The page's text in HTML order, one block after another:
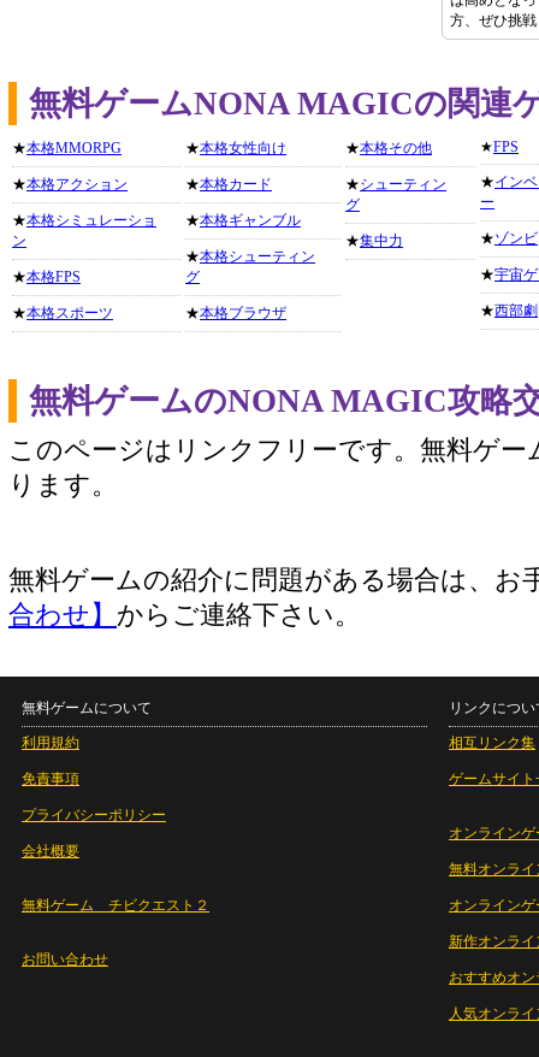
方、ぜひ挑
無料ゲームNONA MAGICの関連
★本格MMORPG
★本格アクション
★本格シミュレーショ
ン
★本格FPS
★本格スポーツ
★本格女性向け
★本格カード
★本格ギャンブル
★本格シューティン
グ
★本格ブラウザ
★本格その他
★シューティン
グ
★集中力
★FPS
★イン
ー
★ゾンビ
★宇宙
★西部劇
無料ゲームのNONA MAGIC攻略
このページはリンクフリーです。無料ゲー
ります。
無料ゲームの紹介に問題がある場合は、お
合わせ】 からご連絡下さい。
無料ゲームについて
利用規約
免責事項
プライバシーポリシー
会社概要
無料ゲーム チビクエスト２
お問い合わせ
リンクについ
相互リンク集
ゲームサイト
オンラインゲ
無料オンライ
オンライン
新作オンライ
おすすめオ
人気オンラ